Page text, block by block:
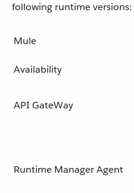
following runtime versions:
Mule
Availability
API GateWay
Runtime Manager Agent